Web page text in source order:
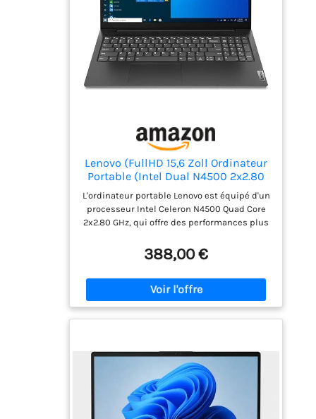
Appréciez la liberté et la flexibilité où que
vous soyez grâce à une batterie d'autonomie
plus longue, ainsi qu'à une mémoire et un
stockage généreux
Lenovo (FullHD 15,6 Zoll Ordinateur
Portable (Intel Dual N4500 2x2.80
GHz, 16 Go DDR4, 512 Go SSD, Intel
UHD, HDMI, BT, USB 3.0, Webcam,
WLAN, Windows 11, Clavier AZERTY
[français]) #8265
L'ordinateur portable Lenovo est équipé d'un
processeur Intel Celeron N4500 Quad Core
2x2.80 GHz, qui offre des performances plus
domicile et les jeux Un grand SSD de 512 Go
offre plus d'espace qu'il n'en faut pour vos
données et vos applications. Particularités :
poids super léger de 2,2 kg, refroidissement
silencieux, écran Full-HD, 16 Go de RAM
DDR4, webcam, HDMI, prise casque,
pilotes, ainsi qu'un pack Microsoft Office en
version complète.
388,00 €